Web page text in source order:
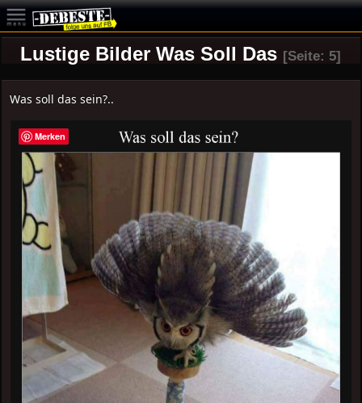
Lustige Bilder Was Soll Das [Seite: 5]
Was soll das sein?..
Merken